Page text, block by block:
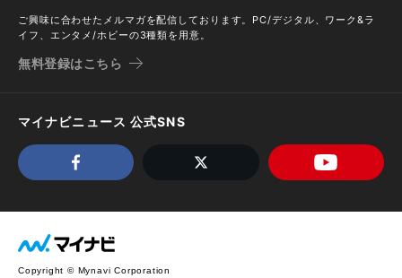
ご興味に合わせたメルマガを配信しております。PC/デジタル、ワーク&ラ
イフ、エンタメ/ホビーの3種類を用意。
無料登録はこちら
マイナビニュース 公式SNS
Copyright © Mynavi Corporation